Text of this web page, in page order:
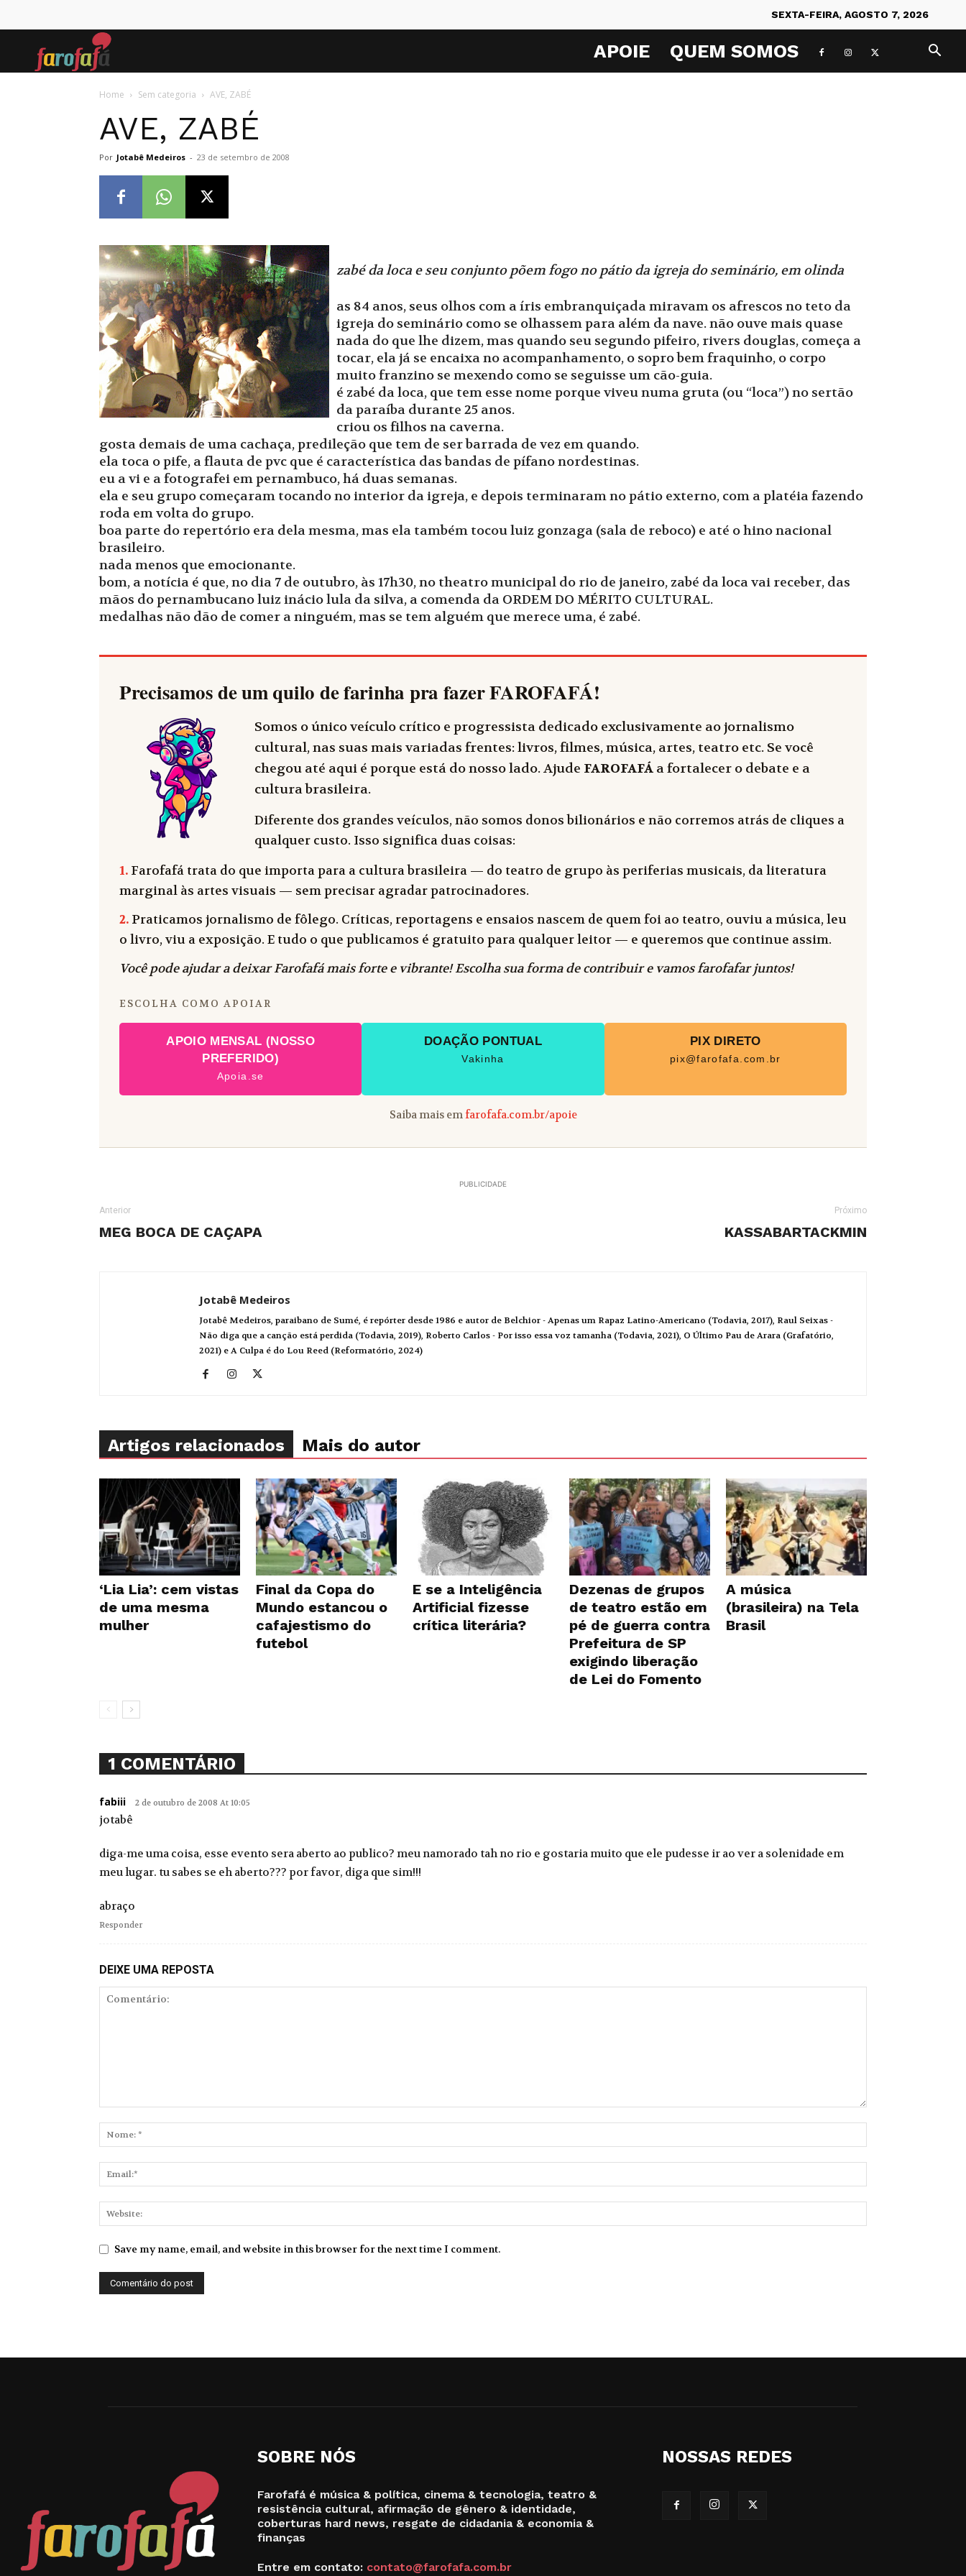
SEXTA-FEIRA, AGOSTO 7, 2026
APOIE QUEM SOMOS
Home Sem categoria AVE, ZABÉ
AVE, ZABÉ
Por Jotabê Medeiros - 23 de setembro de 2008
zabé da loca e seu conjunto põem fogo no pátio da igreja do seminário, em olinda
as 84 anos, seus olhos com a íris embranquiçada miravam os afrescos no teto da
igreja do seminário como se olhassem para além da nave. não ouve mais quase
nada do que lhe dizem, mas quando seu segundo pifeiro, rivers douglas, começa a
tocar, ela já se encaixa no acompanhamento, o sopro bem fraquinho, o corpo
muito franzino se mexendo como se seguisse um cão-guia.
é zabé da loca, que tem esse nome porque viveu numa gruta (ou “loca”) no sertão
da paraíba durante 25 anos.
criou os filhos na caverna.
gosta demais de uma cachaça, predileção que tem de ser barrada de vez em quando.
ela toca o pife, a flauta de pvc que é característica das bandas de pífano nordestinas.
eu a vi e a fotografei em pernambuco, há duas semanas.
ela e seu grupo começaram tocando no interior da igreja, e depois terminaram no pátio externo, com a platéia fazendo
roda em volta do grupo.
boa parte do repertório era dela mesma, mas ela também tocou luiz gonzaga (sala de reboco) e até o hino nacional
brasileiro.
nada menos que emocionante.
bom, a notícia é que, no dia 7 de outubro, às 17h30, no theatro municipal do rio de janeiro, zabé da loca vai receber, das
mãos do pernambucano luiz inácio lula da silva, a comenda da ORDEM DO MÉRITO CULTURAL.
medalhas não dão de comer a ninguém, mas se tem alguém que merece uma, é zabé.
Precisamos de um quilo de farinha pra fazerFAROFAFÁ!
Somos o único veículo crítico e progressista dedicado exclusivamente ao jornalismo
cultural, nas suas mais variadas frentes: livros, filmes, música, artes, teatro etc. Se você
chegou até aqui é porque está do nosso lado. Ajude FAROFAFÁ a fortalecer o debate e a
cultura brasileira.
Diferente dos grandes veículos, não somos donos bilionários e não corremos atrás de cliques a
qualquer custo. Isso significa duas coisas:
1. Farofafá trata do que importa para a cultura brasileira — do teatro de grupo às periferias musicais, da literatura
marginal às artes visuais — sem precisar agradar patrocinadores.
2. Praticamos jornalismo de fôlego. Críticas, reportagens e ensaios nascem de quem foi ao teatro, ouviu a música, leu
o livro, viu a exposição. E tudo o que publicamos é gratuito para qualquer leitor — e queremos que continue assim.
Você pode ajudar a deixar Farofafá mais forte e vibrante! Escolha sua forma de contribuir e vamos farofafar juntos!
ESCOLHA COMO APOIAR
APOIO MENSAL (NOSSO
PREFERIDO)
Apoia.se
DOAÇÃO PONTUAL
Vakinha
PIX DIRETO
pix@farofafa.com.br
Saiba mais emfarofafa.com.br/apoie
PUBLICIDADE
Anterior
MEG BOCA DE CAÇAPA
Próximo
KASSABARTACKMIN
Jotabê Medeiros
Jotabê Medeiros, paraibano de Sumé, é repórter desde 1986 e autor de Belchior - Apenas um Rapaz Latino-Americano (Todavia, 2017), Raul Seixas -
Não diga que a canção está perdida (Todavia, 2019), Roberto Carlos - Por isso essa voz tamanha (Todavia, 2021), O Último Pau de Arara (Grafatório,
2021) e A Culpa é do Lou Reed (Reformatório, 2024)
Artigos relacionados Mais do autor
‘Lia Lia’: cem vistas
de uma mesma
mulher
Final da Copa do
Mundo estancou o
cafajestismo do
futebol
E se a Inteligência
Artificial fizesse
crítica literária?
Dezenas de grupos
de teatro estão em
pé de guerra contra
Prefeitura de SP
exigindo liberação
de Lei do Fomento
A música
(brasileira) na Tela
Brasil
1 COMENTÁRIO
fabiii 2 de outubro de 2008 At 10:05
jotabê
diga-me uma coisa, esse evento sera aberto ao publico? meu namorado tah no rio e gostaria muito que ele pudesse ir ao ver a solenidade em
meu lugar. tu sabes se eh aberto??? por favor, diga que sim!!!
abraço
Responder
DEIXE UMA REPOSTA
Save my name, email, and website in this browser for the next time I comment.
SOBRE NÓS
Farofafá é música & política, cinema & tecnologia, teatro &
resistência cultural, afirmação de gênero & identidade,
coberturas hard news, resgate de cidadania & economia &
finanças
Entre em contato: contato@farofafa.com.br
NOSSAS REDES